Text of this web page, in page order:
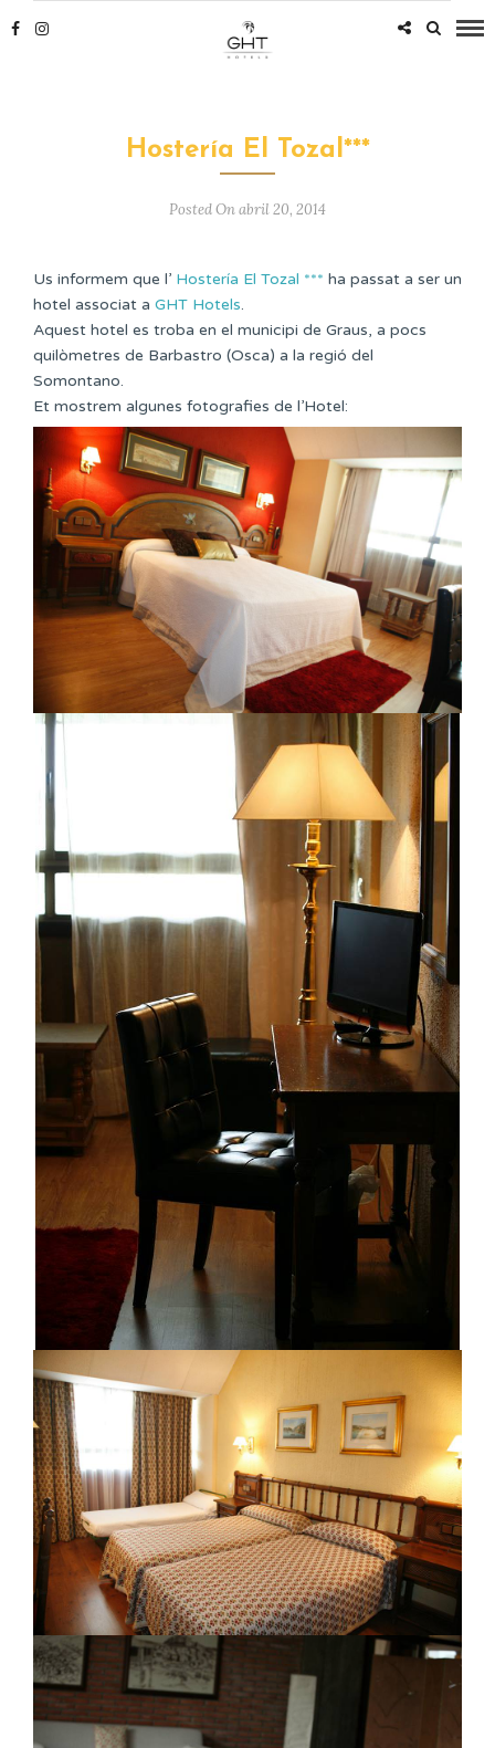
Hostería El Tozal***
Posted On abril 20, 2014
Us informem que l’ Hostería El Tozal *** ha passat a ser un
hotel associat a GHT Hotels.
Aquest hotel es troba en el municipi de Graus, a pocs
quilòmetres de Barbastro (Osca) a la regió del
Somontano.
Et mostrem algunes fotografies de l’Hotel: